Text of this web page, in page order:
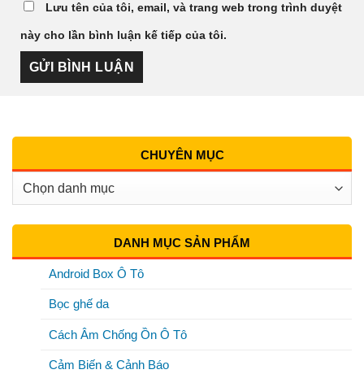
Lưu tên của tôi, email, và trang web trong trình duyệt
này cho lần bình luận kế tiếp của tôi.
CHUYÊN MỤC
Chuyên
DANH MỤC SẢN PHẨM
Android Box Ô Tô
Bọc ghế da
Cách Âm Chống Ồn Ô Tô
Cảm Biến & Cảnh Báo